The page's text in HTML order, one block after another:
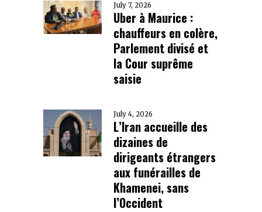
July 7, 2026
Uber à Maurice :
chauffeurs en colère,
Parlement divisé et
la Cour suprême
saisie
July 4, 2026
L’Iran accueille des
dizaines de
dirigeants étrangers
aux funérailles de
Khamenei, sans
l’Occident